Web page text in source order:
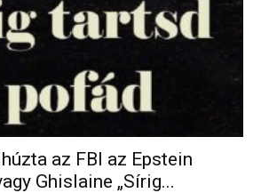
az FBI az Epstein
Ghislaine „Sírig...